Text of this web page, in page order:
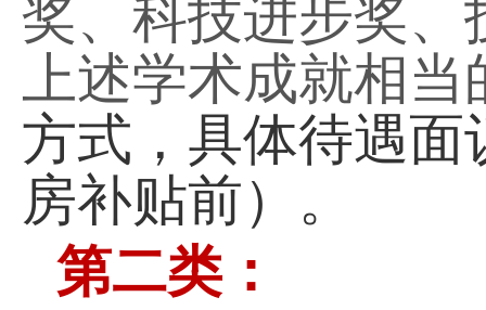
奖、科技进步奖
上述学术成就相
方式，具体待遇面
房补贴前）。
第二类：